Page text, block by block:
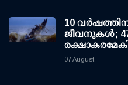
10
ജീവനുകള്‍;
07 August